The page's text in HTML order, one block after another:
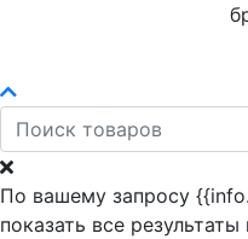
По вашему запросу
показать все результаты